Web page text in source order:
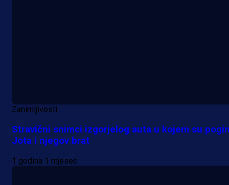
Zanimljivosti
Stravični snimci izgorjelog auta u kojem su
Jota i njegov brat
1 godina 1 mjesec